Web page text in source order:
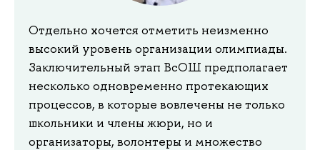
Отдельно хочется отметить неизменно
высокий уровень организации олимпиады.
Заключительный этап ВсОШ предполагает
несколько одновременно протекающих
процессов, в которые вовлечены не только
школьники и члены жюри, но и
организаторы, волонтеры и множество